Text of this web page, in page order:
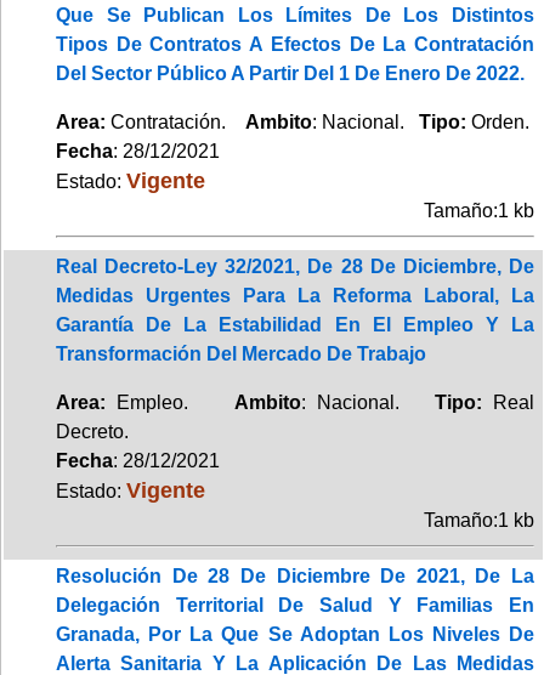
Que Se Publican Los Límites De Los Distintos
Tipos De Contratos A Efectos De La Contratación
Del Sector Público A Partir Del 1 De Enero De 2022.
Area: Contratación. Ambito: Nacional. Tipo: Orden.
Fecha: 28/12/2021
Estado: Vigente
Tamaño:1 kb
Real Decreto-Ley 32/2021, De 28 De Diciembre, De
Medidas Urgentes Para La Reforma Laboral, La
Garantía De La Estabilidad En El Empleo Y La
Transformación Del Mercado De Trabajo
Area: Empleo. Ambito: Nacional. Tipo:
Real
Decreto.
Fecha: 28/12/2021
Estado: Vigente
Tamaño:1 kb
Resolución De 28 De Diciembre De 2021, De La
Delegación Territorial De Salud Y Familias En
Granada, Por La Que Se Adoptan Los Niveles De
Alerta Sanitaria Y La Aplicación De Las Medidas